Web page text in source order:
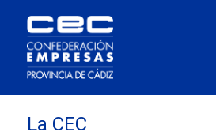
La CEC